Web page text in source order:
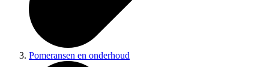
Pomeransen en onderhoud